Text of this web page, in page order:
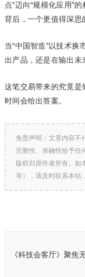
点”迈向“规模化应用”
背后，一个更值得深思
当“中国智造”以技术换
出产品，还是在输出未
这笔交易带来的究竟是
时间会给出答案。
免责声明：文章内容不
完整性、准确性给予任
版权归原作者所有。如
等），请及时联系本站
《科技会客厅》聚焦